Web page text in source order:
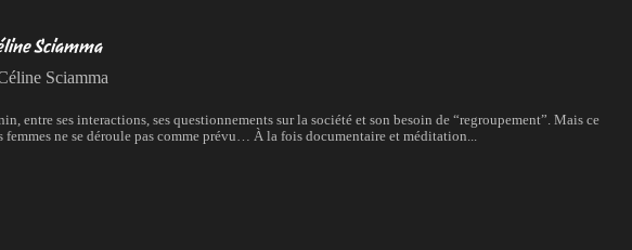
Sciamma
Sciamma
entre ses interactions, ses questionnements sur la société et son besoin de “regroupement”. Mais ce
ne se déroule pas comme prévu… À la fois documentaire et méditation...